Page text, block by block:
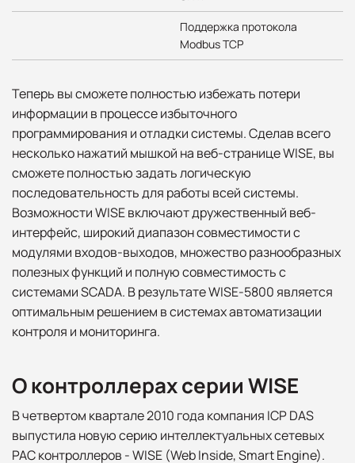
Поддержка протокола
Modbus TCP
Теперь вы сможете полностью избежать потери
информации в процессе избыточного
программирования и отладки системы. Сделав всего
несколько нажатий мышкой на веб-странице WISE, вы
сможете полностью задать логическую
последовательность для работы всей системы.
Возможности WISE включают дружественный веб-
интерфейс, широкий диапазон совместимости с
модулями входов-выходов, множество разнообразных
полезных функций и полную совместимость с
системами SCADA. В результате WISE-5800 является
оптимальным решением в системах автоматизации
контроля и мониторинга.
О контроллерах серии WISE
В четвертом квартале 2010 года компания ICP DAS
выпустила новую серию интеллектуальных сетевых
PAC контроллеров - WISE (Web Inside, Smart Engine).